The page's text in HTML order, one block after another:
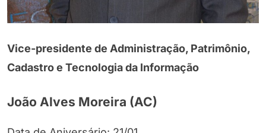
Vice-presidente de Administração, Patrimônio,
Cadastro e Tecnologia da Informação
João Alves Moreira (AC)